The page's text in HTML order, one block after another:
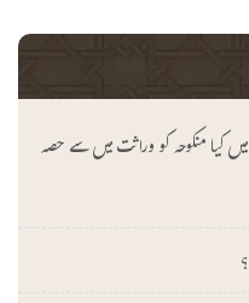
منکوحہ کو وراثت میں سے حصہ